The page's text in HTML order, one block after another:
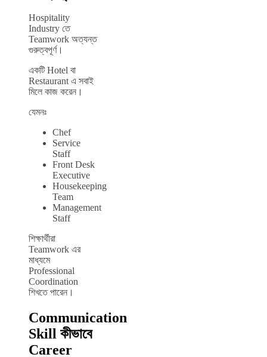
Hospitality
Industry তে
Teamwork অত্যন্ত
গুরুত্বপূর্ণ।
একটি Hotel বা
Restaurant এ সবাই
মিলে কাজ করেন।
যেমনঃ
Chef
Service
Staff
Front Desk
Executive
Housekeeping
Team
Management
Staff
শিক্ষার্থীরা
Teamwork এর
মাধ্যমে
Professional
Coordination
শিখতে পারেন।
Communication
Skill কীভাবে
Career